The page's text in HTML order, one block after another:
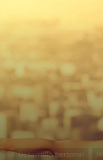
Desarrollo personal